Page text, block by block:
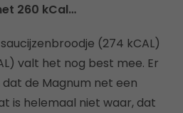
260 kCal…
(274 kCAL)
valt het nog best mee. Er
de Magnum net een
is helemaal niet waar, dat